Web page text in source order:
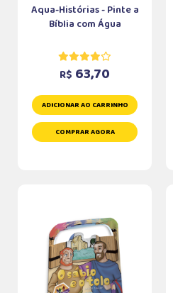
Aqua-Histórias - Pinte a
Bíblia com Água
R$ 63,70
ADICIONAR AO CARRINHO
COMPRAR AGORA